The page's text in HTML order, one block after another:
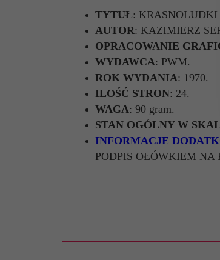
TYTUŁ: KRASNOLUDKI
AUTOR: KAZIMIERZ
OPRACOWANIE
WYDAWCA: PWM.
ROK WYDANIA: 1970.
ILOŚĆ STRON: 24.
WAGA: 90 gram.
STAN OGÓLNY W
INFORMACJE
PODPIS OŁÓWKIEM NA